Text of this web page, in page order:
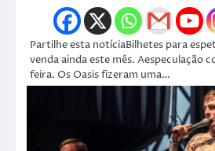
Partilhe esta notíciaBilhetes para
venda ainda este mês. Aespeculação
feira. Os Oasis fizeram uma…